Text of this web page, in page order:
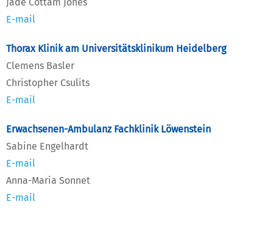
E-mail
Thorax Klinik am Universitätsklinikum Heidelberg
Clemens Basler
Christopher Csulits
E-mail
Erwachsenen-Ambulanz Fachklinik Löwenstein
Sabine Engelhardt
E-mail
Anna-Maria Sonnet
E-mail